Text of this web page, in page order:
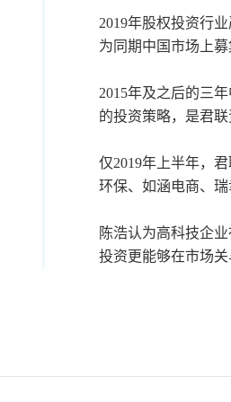
2019年股权投资行
为同期中国市场上
2015年及之后的三
的投资策略，是君
仅2019年上半年，
环保、如涵电商、瑞
陈浩认为高科技企
投资更能够在市场